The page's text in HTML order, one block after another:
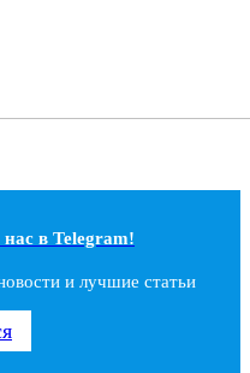
в Telegram!
и лучшие статьи